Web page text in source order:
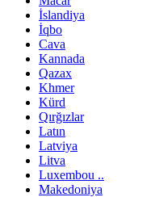
İslandiya
İqbo
Cava
Kannada
Qazax
Khmer
Kürd
Qırğızlar
Latın
Latviya
Litva
Luxembou ..
Makedoniya